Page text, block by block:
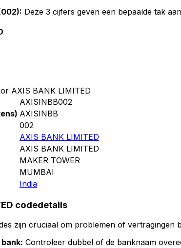
Deze 3 cijfers geven een bepaalde tak
AXIS BANK LIMITED
AXISINBB002
AXISINBB
002
AXIS BANK LIMITED
AXIS BANK LIMITED
MAKER TOWER
MUMBAI
India
codedetails
zijn cruciaal om problemen of
Controleer dubbel of de banknaam